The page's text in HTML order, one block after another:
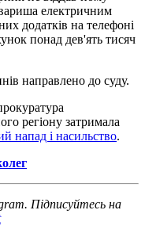
електричним
додатків на телефоні
понад дев'ять тисяч
направлено до суду.
регіону затримала
напад і насильство.
Підписуйтесь на